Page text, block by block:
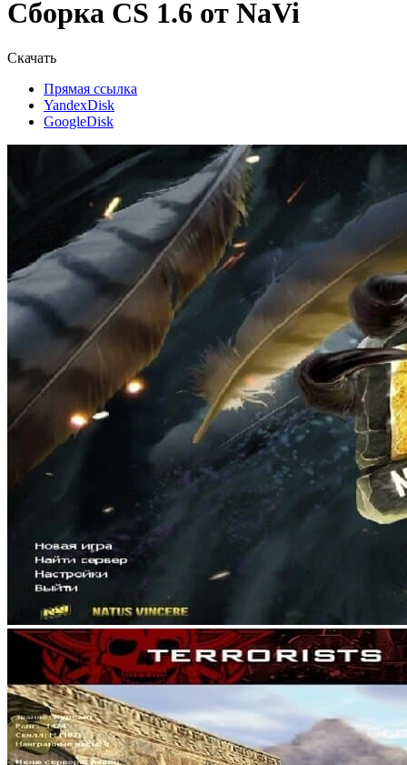
Сборка CS 1.6 от NaVi
Скачать
Прямая ссылка
YandexDisk
GoogleDisk